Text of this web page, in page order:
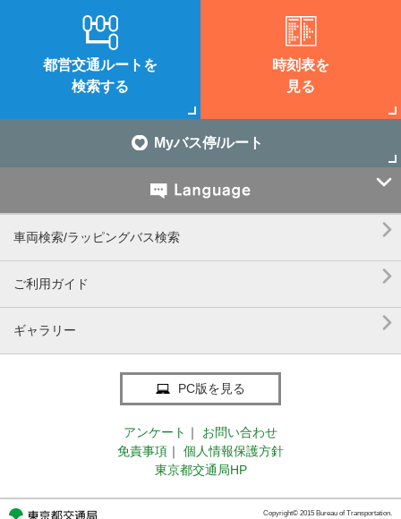
都営交通ルートを
検索する
時刻表を
見る
Myバス停/ルート

車両検索/ラッピングバス検索 
ご利用ガイド 
ギャラリー 
PC版を見る
アンケート ｜
お問い合わせ
免責事項 ｜
個人情報保護方針
東京都交通局HP
Copyright© 2015 Bureau of Transportation.